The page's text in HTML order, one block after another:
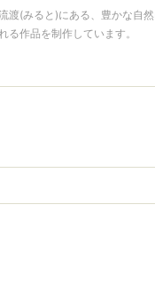
渡(みると)にある、豊かな自
る作品を制作しています。